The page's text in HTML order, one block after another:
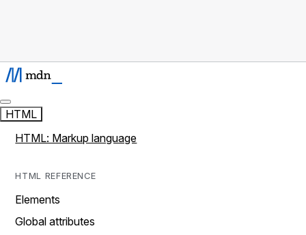
HTML
HTML: Markup language
HTML REFERENCE
Elements
Global attributes